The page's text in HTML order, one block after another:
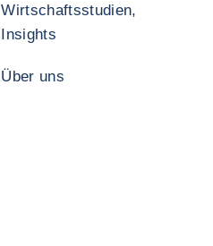
Wirtschaftsstudien,
Insights
Über uns